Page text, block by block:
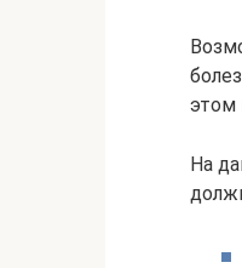
этом
На